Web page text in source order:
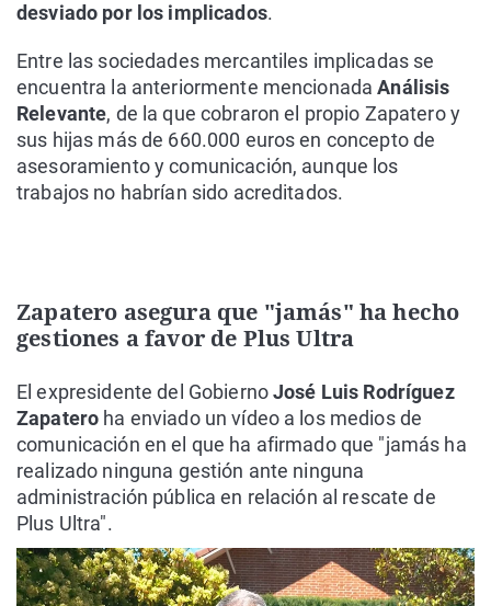
desviado por los implicados.
Entre las sociedades mercantiles implicadas se
encuentra la anteriormente mencionadaAnálisis
Relevante, de la que cobraron el propio Zapatero y
sus hijas más de 660.000 euros en concepto de
asesoramiento y comunicación, aunque los
trabajos no habrían sido acreditados.
Zapatero asegura que "jamás" ha hecho
gestiones a favor de Plus Ultra
El expresidente del GobiernoJosé Luis Rodríguez
Zapatero ha enviado un vídeo a los medios de
comunicación en el que ha afirmado que "jamás ha
realizado ninguna gestión ante ninguna
administración pública en relación al rescate de
Plus Ultra".